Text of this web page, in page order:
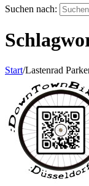
Suchen nach:
Start/Lastenrad